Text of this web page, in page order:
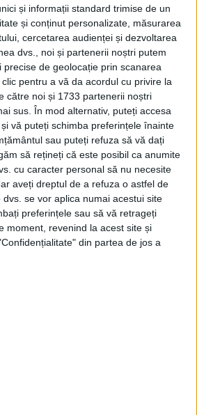
și informații standard trimise de un
și conținut personalizate, măsurarea
cercetarea audienței și dezvoltarea
dvs., noi și partenerii noștri putem
precise de geolocație prin scanarea
pentru a vă da acordul cu privire la
către noi și 1733 partenerii noștri
sus. În mod alternativ, puteți accesa
vă puteți schimba preferințele înainte
sau puteți refuza să vă dați
să rețineți că este posibil ca anumite
cu caracter personal să nu necesite
aveți dreptul de a refuza o astfel de
se vor aplica numai acestui site
preferințele sau să vă retrageți
moment, revenind la acest site și
din partea de jos a
,DISPARIȚIE
APRILIE 2022
|TWITTER
PUBLICATE, VA INVITĂM SĂ NE URMĂRIȚI
FACEBOOK
TINE
de la primele aparate
online
cazinourilor în
de la saloane sociale, la era